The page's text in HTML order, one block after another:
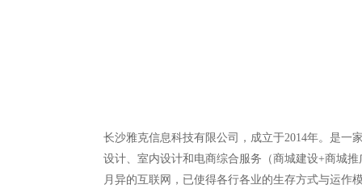
长沙雅克信息科技有限公司，成立于2014年。是一
设计、室内设计和电商综合服务（商城建设+商城
月异的互联网，已使得各行各业的生存方式与运作